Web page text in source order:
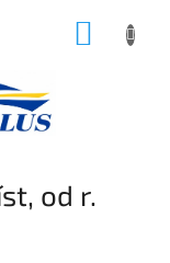
od r.